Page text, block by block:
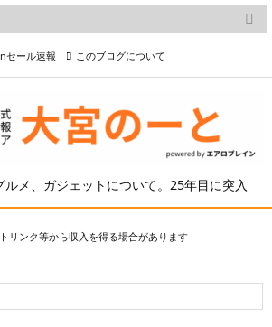
メ、ガジェットについて。25年目に突入

メニュー

検索
セール速報 このブログについて
リンク等から収入を得る場合があります